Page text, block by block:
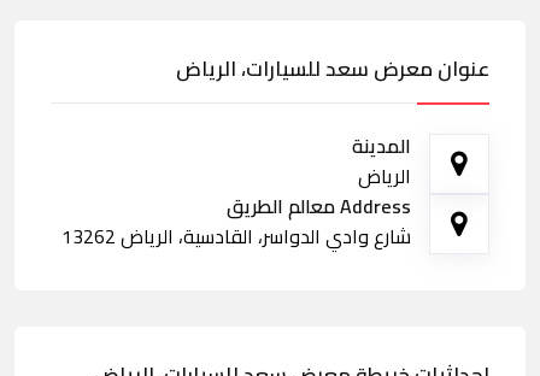
عنوان معرض سعد للسيارات، الرياض
المدينة
الرياض
Address معالم الطريق
شارع وادي الدواسر، القادسية، الرياض 13262